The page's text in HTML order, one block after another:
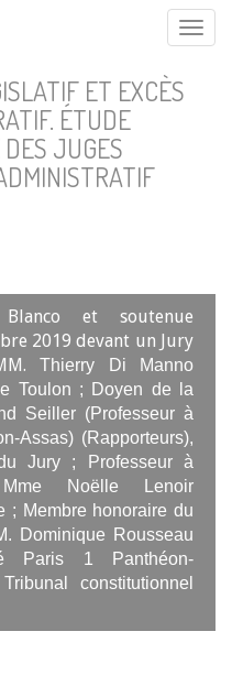
ET EXCÈS
ÉTUDE
DES JUGES
et soutenue
2019 devant un Jury
Thierry Di Manno
Toulon ; Doyen de la
Seiller (Professeur à
Assas) (Rapporteurs),
Jury ; Professeur à
Mme Noëlle Lenoir
; Membre honoraire du
Dominique Rousseau
Paris 1 Panthéon-
constitutionnel